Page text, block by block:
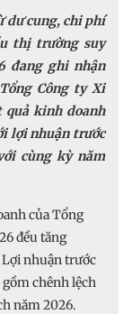
dư cung, chi phí
thị trường suy
đang ghi nhận
Công ty Xi
quả kinh doanh
lợi nhuận trước
cùng kỳ năm
của Tổng
đều tăng
Lợi nhuận trước
gồm chênh lệch
năm 2026.